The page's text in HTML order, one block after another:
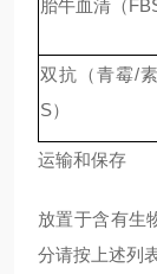
胎牛血清（
双抗（青霉/
S）
运输和保存
放置于含有生
分请按上述列